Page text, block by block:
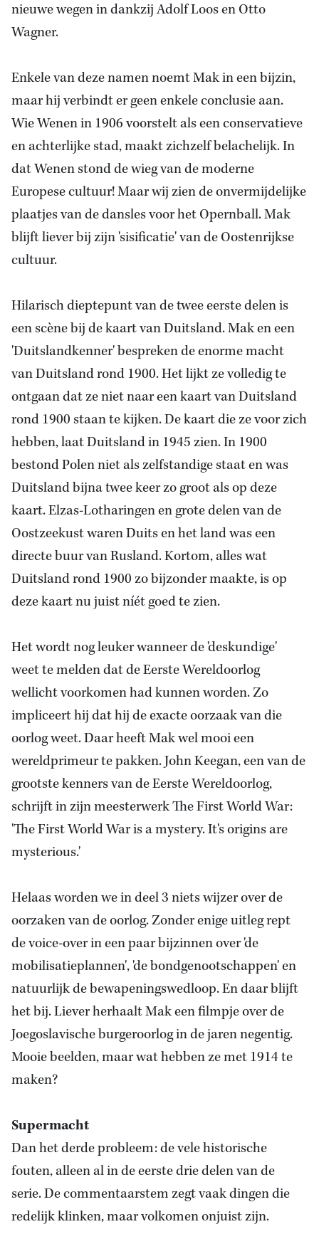
nieuwe wegen in dankzij Adolf Loos en Otto
Wagner.
Enkele van deze namen noemt Mak in een bijzin,
maar hij verbindt er geen enkele conclusie aan.
Wie Wenen in 1906 voorstelt als een conservatieve
en achterlijke stad, maakt zichzelf belachelijk. In
dat Wenen stond de wieg van de moderne
Europese cultuur! Maar wij zien de onvermijdelijke
plaatjes van de dansles voor het Opernball. Mak
blijft liever bij zijn 'sisificatie' van de Oostenrijkse
cultuur.
Hilarisch dieptepunt van de twee eerste delen is
een scène bijde kaart van Duitsland.Mak en een
'Duitslandkenner' bespreken de enorme macht
van Duitsland rond 1900. Het lijkt ze volledig te
ontgaan dat ze niet naar een kaart van Duitsland
rond 1900 staan te kijken. De kaart die ze voor zich
hebben, laat Duitsland in 1945 zien. In 1900
bestond Polen niet als zelfstandige staat en was
Duitsland bijna twee keer zo groot als op deze
kaart. Elzas-Lotharingen en grote delen van de
Oostzeekust waren Duits en het land was een
directe buur van Rusland. Kortom, alles wat
Duitsland rond 1900 zo bijzonder maakte, is op
deze kaart nu juist níét goed te zien.
Het wordt nog leuker wanneer de 'deskundige'
weet te melden dat de Eerste Wereldoorlog
wellicht voorkomen had kunnen worden. Zo
impliceert hij dat hij de exacte oorzaak van die
oorlog weet. Daar heeft Mak wel mooi een
wereldprimeur te pakken. John Keegan, een van de
grootste kenners van de Eerste Wereldoorlog,
schrijft in zijn meesterwerk The First World War:
'The First World War is a mystery. It's origins are
mysterious.'
Helaas worden we in deel 3 niets wijzer over de
oorzaken van de oorlog. Zonder enige uitleg rept
de voice-over in een paar bijzinnen over 'de
mobilisatieplannen', 'de bondgenootschappen' en
natuurlijk de bewapeningswedloop. En daar blijft
het bij. Liever herhaalt Mak een filmpje over de
Joegoslavische burgeroorlog in de jaren negentig.
Mooie beelden, maar wat hebben ze met 1914 te
maken?
Supermacht
Dan het derde probleem: de vele historische
fouten, alleen al in de eerste drie delen van de
serie. De commentaarstem zegt vaak dingen die
redelijk klinken, maar volkomen onjuist zijn.